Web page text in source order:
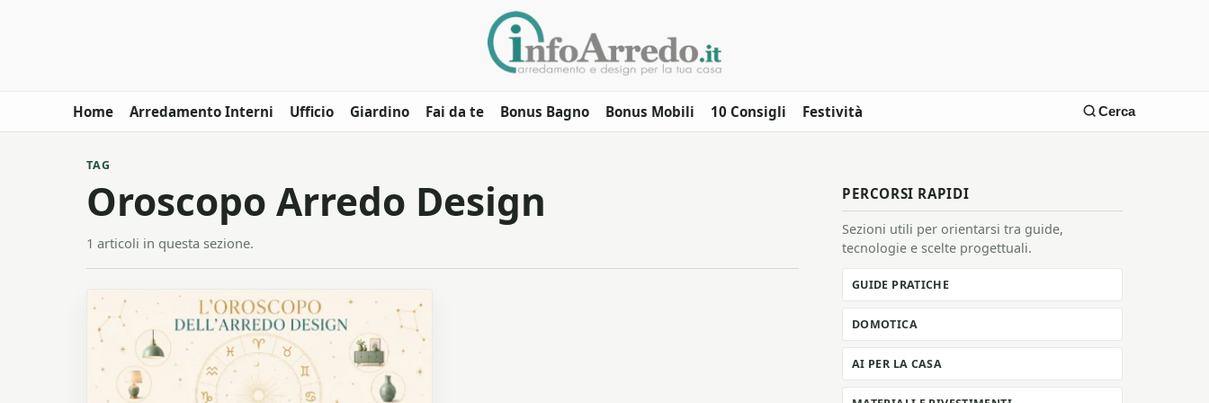
Home Arredamento Interni Ufficio Giardino Fai da te Bonus Bagno Bonus Mobili 10 Consigli Festività Cerca
TAG
Oroscopo Arredo Design
1 articoli in questa sezione.
PERCORSI RAPIDI
Sezioni utili per orientarsi tra guide,
tecnologie e scelte progettuali.
GUIDE PRATICHE
DOMOTICA
AI PER LA CASA